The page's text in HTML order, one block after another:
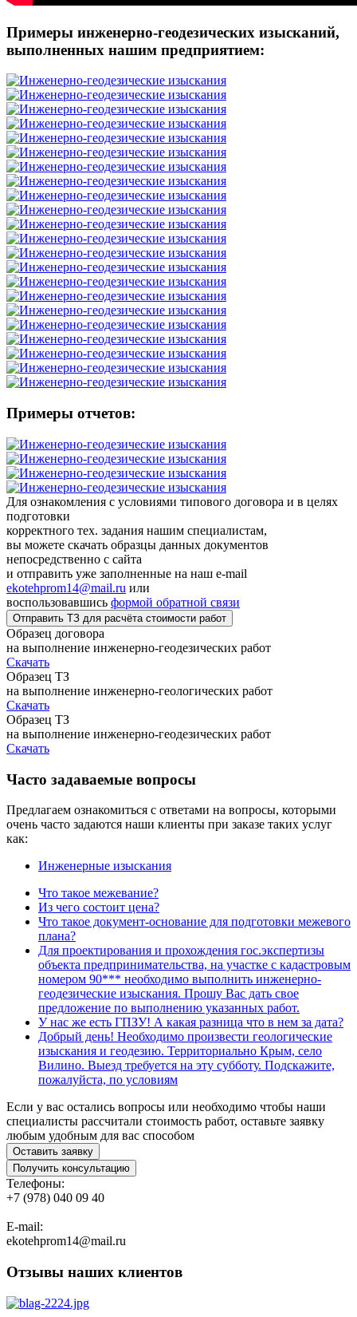
Примеры инженерно-геодезических изысканий,
выполненных нашим предприятием:
Примеры отчетов:
Для ознакомления с условиями типового договора и в целях
подготовки
корректного тех. задания нашим специалистам,
вы можете скачать образцы данных документов
непосредственно с сайта
и отправить уже заполненные на наш e-mail
ekotehprom14@mail.ru или
воспользовавшись формой обратной связи
Отправить ТЗ для расчёта стоимости работ
Образец договора
на выполнение инженерно-геодезических работ
Скачать
Образец ТЗ
на выполнение инженерно-геологических работ
Скачать
Образец ТЗ
на выполнение инженерно-геодезических работ
Скачать
Часто задаваемые вопросы
Предлагаем ознакомиться с ответами на вопросы, которыми
очень часто задаются наши клиенты при заказе таких услуг
как:
Инженерные изыскания
Что такое межевание?
Из чего состоит цена?
Что такое документ-основание для подготовки межевого
плана?
Для проектирования и прохождения гос.экспертизы
объекта предпринимательства, на участке с кадастровым
номером 90*** необходимо выполнить инженерно-
геодезические изыскания. Прошу Вас дать свое
предложение по выполнению указанных работ.
У нас же есть ГПЗУ! А какая разница что в нем за дата?
Добрый день! Необходимо произвести геологические
изыскания и геодезию. Территориально Крым, село
Вилино. Выезд требуется на эту субботу. Подскажите,
пожалуйста, по условиям
Если у вас остались вопросы или необходимо чтобы наши
специалисты рассчитали стоимость работ, оставьте заявку
любым удобным для вас способом
Оставить заявку
Получить консультацию
Телефоны:
+7 (978) 040 09 40
E-mail:
ekotehprom14@mail.ru
Отзывы наших клиентов